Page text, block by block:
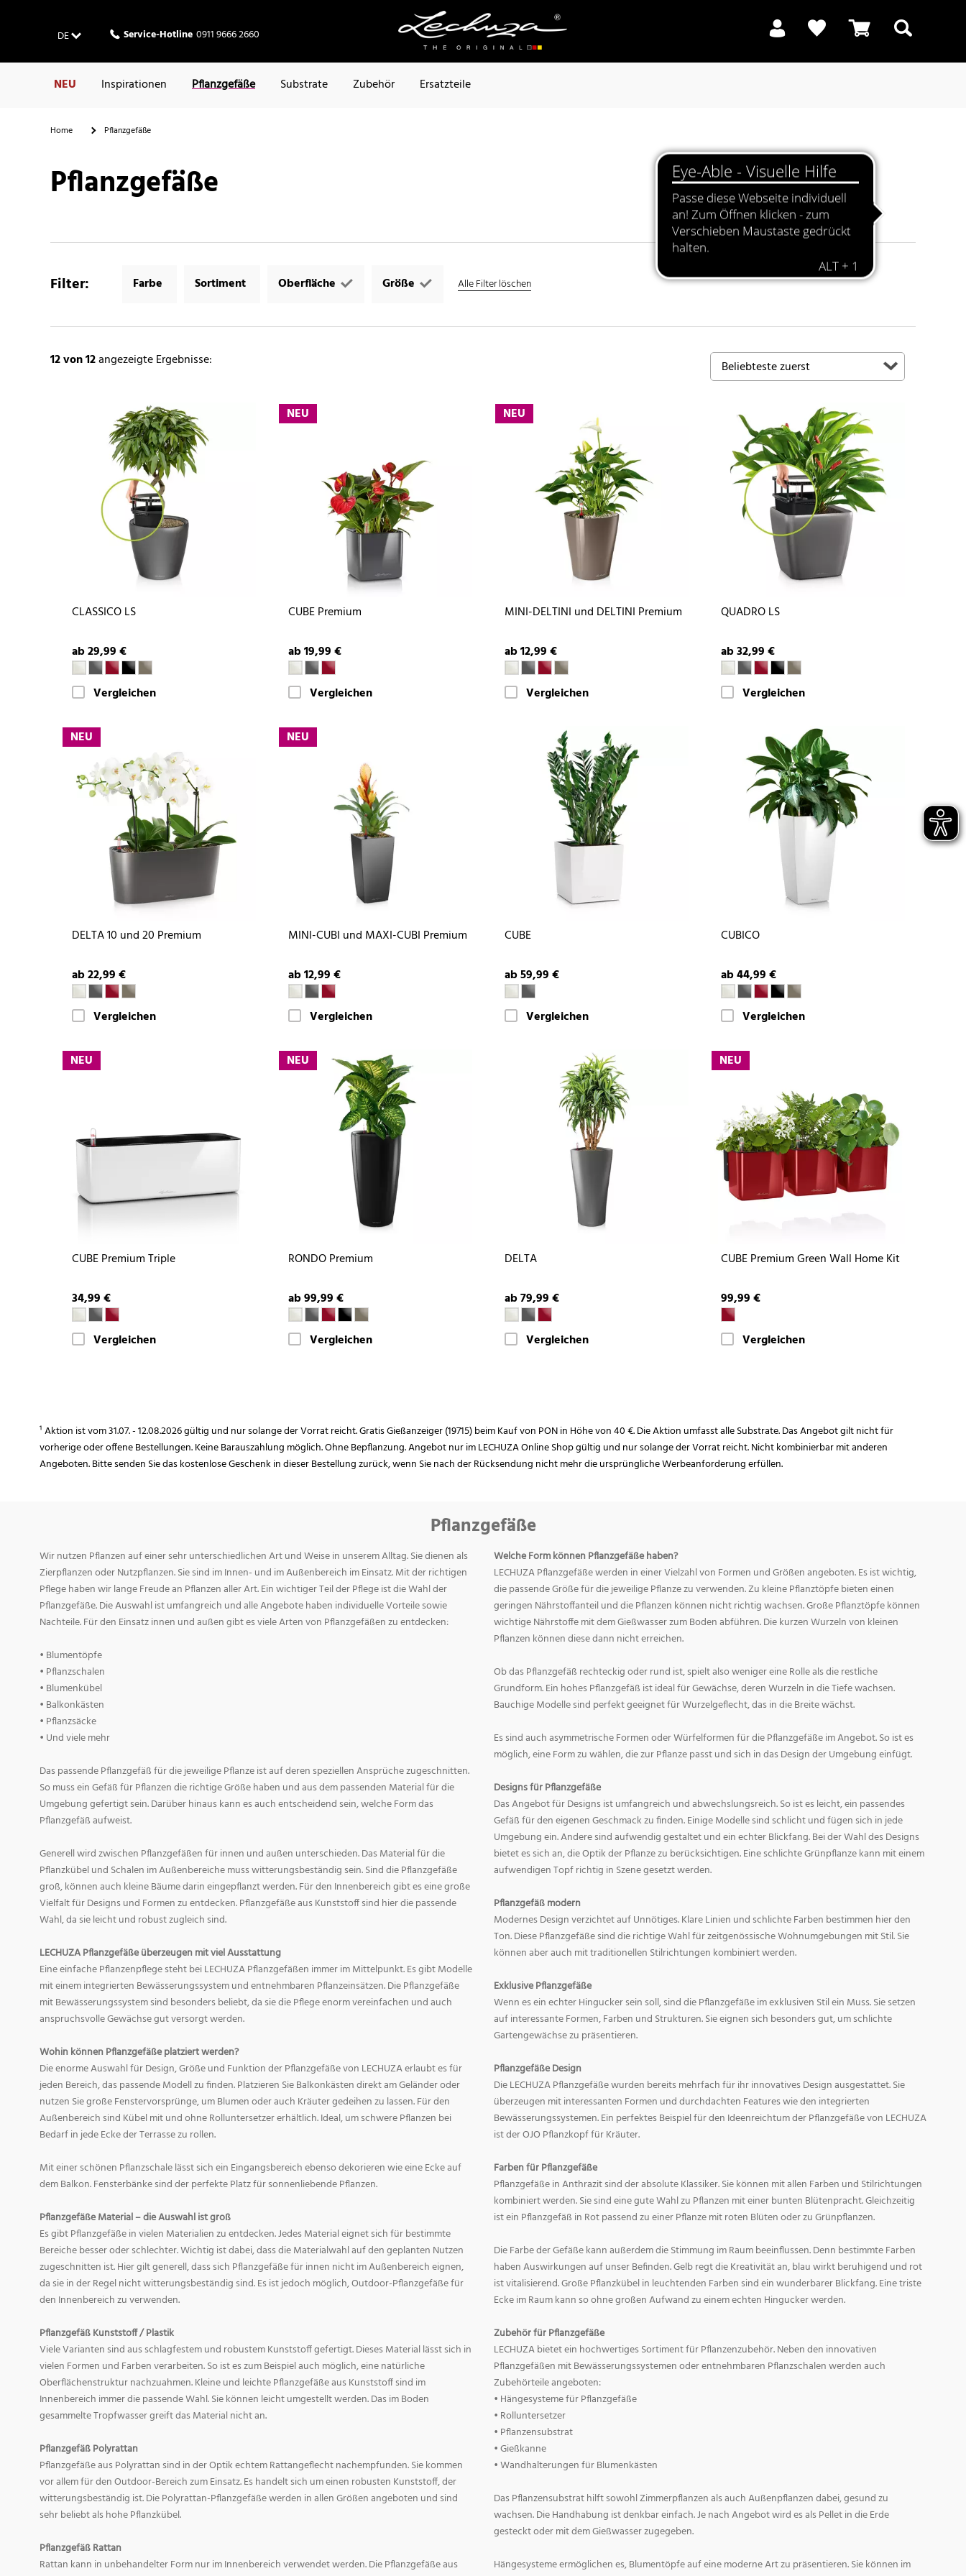
DE Service-Hotline 0911 9666 2660
NEU Inspirationen Pflanzgefäße Substrate Zubehör Ersatzteile
Suchen
Home Pflanzgefäße
Pflanzgefäße
Filter: Farbe Sortiment Oberfläche Größe Alle Filter löschen
12von 12angezeigte Ergebnisse:
CLASSICO LS
ab 29,99 €
Vergleichen
NEU
CUBE Premium
ab 19,99 €
Vergleichen
NEU
MINI-DELTINI und DELTINI Premium
ab 12,99 €
Vergleichen
QUADRO LS
ab 32,99 €
Vergleichen
NEU
DELTA 10 und 20 Premium
ab 22,99 €
Vergleichen
NEU
MINI-CUBI und MAXI-CUBI Premium
ab 12,99 €
Vergleichen
CUBE
ab 59,99 €
Vergleichen
CUBICO
ab 44,99 €
Vergleichen
NEU
CUBE Premium Triple
34,99 €
Vergleichen
NEU
RONDO Premium
ab 99,99 €
Vergleichen
DELTA
ab 79,99 €
Vergleichen
NEU
CUBE Premium Green Wall Home Kit
99,99 €
Vergleichen
¹ Aktion ist vom 31.07. - 12.08.2026 gültig und nur solange der Vorrat reicht. Gratis Gießanzeiger (19715) beim Kauf von PON in Höhe von 40 €. Die Aktion umfasst alle Substrate. Das Angebot gilt nicht für
vorherige oder offene Bestellungen. Keine Barauszahlung möglich. Ohne Bepflanzung. Angebot nur im LECHUZA Online Shop gültig und nur solange der Vorrat reicht. Nicht kombinierbar mit anderen
Angeboten. Bitte senden Sie das kostenlose Geschenk in dieser Bestellung zurück, wenn Sie nach der Rücksendung nicht mehr die ursprüngliche Werbeanforderung erfüllen.
Pflanzgefäße
Wir nutzen Pflanzen auf einer sehr unterschiedlichen Art und Weise in unserem Alltag. Sie dienen als
Zierpflanzen oder Nutzpflanzen. Sie sind im Innen- und im Außenbereich im Einsatz. Mit der richtigen
Pflege haben wir lange Freude an Pflanzen aller Art. Ein wichtiger Teil der Pflege ist die Wahl der
Pflanzgefäße. Die Auswahl ist umfangreich und alle Angebote haben individuelle Vorteile sowie
Nachteile. Für den Einsatz innen und außen gibt es viele Arten von Pflanzgefäßen zu entdecken:
• Blumentöpfe
• Pflanzschalen
• Blumenkübel
• Balkonkästen
• Pflanzsäcke
• Und viele mehr
Das passende Pflanzgefäß für die jeweilige Pflanze ist auf deren speziellen Ansprüche zugeschnitten.
So muss ein Gefäß für Pflanzen die richtige Größe haben und aus dem passenden Material für die
Umgebung gefertigt sein. Darüber hinaus kann es auch entscheidend sein, welche Form das
Pflanzgefäß aufweist.
Generell wird zwischen Pflanzgefäßen für innen und außen unterschieden. Das Material für die
Pflanzkübel und Schalen im Außenbereiche muss witterungsbeständig sein. Sind die Pflanzgefäße
groß, können auch kleine Bäume darin eingepflanzt werden. Für den Innenbereich gibt es eine große
Vielfalt für Designs und Formen zu entdecken. Pflanzgefäße aus Kunststoff sind hier die passende
Wahl, da sie leicht und robust zugleich sind.
LECHUZA Pflanzgefäße überzeugen mit viel Ausstattung
Eine einfache Pflanzenpflege steht bei LECHUZA Pflanzgefäßen immer im Mittelpunkt. Es gibt Modelle
mit einem integrierten Bewässerungssystem und entnehmbaren Pflanzeinsätzen. Die Pflanzgefäße
mit Bewässerungssystem sind besonders beliebt, da sie die Pflege enorm vereinfachen und auch
anspruchsvolle Gewächse gut versorgt werden.
Wohin können Pflanzgefäße platziert werden?
Die enorme Auswahl für Design, Größe und Funktion der Pflanzgefäße von LECHUZA erlaubt es für
jeden Bereich, das passende Modell zu finden. Platzieren Sie Balkonkästen direkt am Geländer oder
nutzen Sie große Fenstervorsprünge, um Blumen oder auch Kräuter gedeihen zu lassen. Für den
Außenbereich sind Kübel mit und ohne Rolluntersetzer erhältlich. Ideal, um schwere Pflanzen bei
Bedarf in jede Ecke der Terrasse zu rollen.
Mit einer schönen Pflanzschale lässt sich ein Eingangsbereich ebenso dekorieren wie eine Ecke auf
dem Balkon. Fensterbänke sind der perfekte Platz für sonnenliebende Pflanzen.
Pflanzgefäße Material – die Auswahl ist groß
Es gibt Pflanzgefäße in vielen Materialien zu entdecken. Jedes Material eignet sich für bestimmte
Bereiche besser oder schlechter. Wichtig ist dabei, dass die Materialwahl auf den geplanten Nutzen
zugeschnitten ist. Hier gilt generell, dass sich Pflanzgefäße für innen nicht im Außenbereich eignen,
da sie in der Regel nicht witterungsbeständig sind. Es ist jedoch möglich, Outdoor-Pflanzgefäße für
den Innenbereich zu verwenden.
Pflanzgefäß Kunststoff / Plastik
Viele Varianten sind aus schlagfestem und robustem Kunststoff gefertigt. Dieses Material lässt sich in
vielen Formen und Farben verarbeiten. So ist es zum Beispiel auch möglich, eine natürliche
Oberflächenstruktur nachzuahmen. Kleine und leichte Pflanzgefäße aus Kunststoff sind im
Innenbereich immer die passende Wahl. Sie können leicht umgestellt werden. Das im Boden
gesammelte Tropfwasser greift das Material nicht an.
Pflanzgefäß Polyrattan
Pflanzgefäße aus Polyrattan sind in der Optik echtem Rattangeflecht nachempfunden. Sie kommen
vor allem für den Outdoor-Bereich zum Einsatz. Es handelt sich um einen robusten Kunststoff, der
witterungsbeständig ist. Die Polyrattan-Pflanzgefäße werden in allen Größen angeboten und sind
sehr beliebt als hohe Pflanzkübel.
Pflanzgefäß Rattan
Rattan kann in unbehandelter Form nur im Innenbereich verwendet werden. Die Pflanzgefäße aus
Welche Form können Pflanzgefäße haben?
LECHUZA Pflanzgefäße werden in einer Vielzahl von Formen und Größen angeboten. Es ist wichtig,
die passende Größe für die jeweilige Pflanze zu verwenden. Zu kleine Pflanztöpfe bieten einen
geringen Nährstoffanteil und die Pflanzen können nicht richtig wachsen. Große Pflanztöpfe können
wichtige Nährstoffe mit dem Gießwasser zum Boden abführen. Die kurzen Wurzeln von kleinen
Pflanzen können diese dann nicht erreichen.
Ob das Pflanzgefäß rechteckig oder rund ist, spielt also weniger eine Rolle als die restliche
Grundform. Ein hohes Pflanzgefäß ist ideal für Gewächse, deren Wurzeln in die Tiefe wachsen.
Bauchige Modelle sind perfekt geeignet für Wurzelgeflecht, das in die Breite wächst.
Es sind auch asymmetrische Formen oder Würfelformen für die Pflanzgefäße im Angebot. So ist es
möglich, eine Form zu wählen, die zur Pflanze passt und sich in das Design der Umgebung einfügt.
Designs für Pflanzgefäße
Das Angebot für Designs ist umfangreich und abwechslungsreich. So ist es leicht, ein passendes
Gefäß für den eigenen Geschmack zu finden. Einige Modelle sind schlicht und fügen sich in jede
Umgebung ein. Andere sind aufwendig gestaltet und ein echter Blickfang. Bei der Wahl des Designs
bietet es sich an, die Optik der Pflanze zu berücksichtigen. Eine schlichte Grünpflanze kann mit einem
aufwendigen Topf richtig in Szene gesetzt werden.
Pflanzgefäß modern
Modernes Design verzichtet auf Unnötiges. Klare Linien und schlichte Farben bestimmen hier den
Ton. Diese Pflanzgefäße sind die richtige Wahl für zeitgenössische Wohnumgebungen mit Stil. Sie
können aber auch mit traditionellen Stilrichtungen kombiniert werden.
Exklusive Pflanzgefäße
Wenn es ein echter Hingucker sein soll, sind die Pflanzgefäße im exklusiven Stil ein Muss. Sie setzen
auf interessante Formen, Farben und Strukturen. Sie eignen sich besonders gut, um schlichte
Gartengewächse zu präsentieren.
Pflanzgefäße Design
Die LECHUZA Pflanzgefäße wurden bereits mehrfach für ihr innovatives Design ausgestattet. Sie
überzeugen mit interessanten Formen und durchdachten Features wie den integrierten
Bewässerungssystemen. Ein perfektes Beispiel für den Ideenreichtum der Pflanzgefäße von LECHUZA
ist der OJO Pflanzkopf für Kräuter.
Farben für Pflanzgefäße
Pflanzgefäße in Anthrazit sind der absolute Klassiker. Sie können mit allen Farben und Stilrichtungen
kombiniert werden. Sie sind eine gute Wahl zu Pflanzen mit einer bunten Blütenpracht. Gleichzeitig
ist ein Pflanzgefäß in Rot passend zu einer Pflanze mit roten Blüten oder zu Grünpflanzen.
Die Farbe der Gefäße kann außerdem die Stimmung im Raum beeinflussen. Denn bestimmte Farben
haben Auswirkungen auf unser Befinden. Gelb regt die Kreativität an, blau wirkt beruhigend und rot
ist vitalisierend. Große Pflanzkübel in leuchtenden Farben sind ein wunderbarer Blickfang. Eine triste
Ecke im Raum kann so ohne großen Aufwand zu einem echten Hingucker werden.
Zubehör für Pflanzgefäße
LECHUZA bietet ein hochwertiges Sortiment für Pflanzenzubehör. Neben den innovativen
Pflanzgefäßen mit Bewässerungssystemen oder entnehmbaren Pflanzschalen werden auch
Zubehörteile angeboten:
• Hängesysteme für Pflanzgefäße
• Rolluntersetzer
• Pflanzensubstrat
• Gießkanne
• Wandhalterungen für Blumenkästen
Das Pflanzensubstrat hilft sowohl Zimmerpflanzen als auch Außenpflanzen dabei, gesund zu
wachsen. Die Handhabung ist denkbar einfach. Je nach Angebot wird es als Pellet in die Erde
gesteckt oder mit dem Gießwasser zugegeben.
Hängesysteme ermöglichen es, Blumentöpfe auf eine moderne Art zu präsentieren. Sie können im